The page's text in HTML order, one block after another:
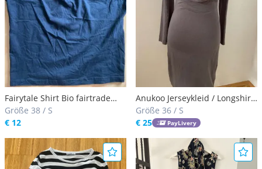
Fairytale Shirt Bio fairtrade
neu!
Größe 38 / S
€ 12
Anukoo Jerseykleid / Longshirt
FairTrade & bio
Größe 36 / S
€ 25
PayLivery